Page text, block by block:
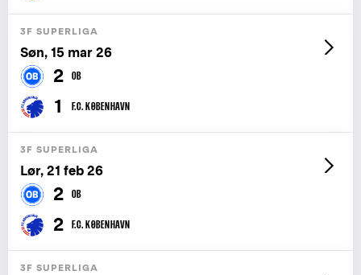
3F SUPERLIGA
Søn, 15 mar 26
2 OB
1 F.C. KØBENHAVN
3F SUPERLIGA
Lør, 21 feb 26
2 OB
2 F.C. KØBENHAVN
3F SUPERLIGA